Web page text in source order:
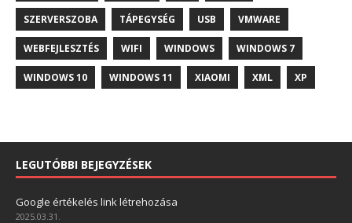
SZERVERSZOBA TÁPEGYSÉG USB VMWARE
WEBFEJLESZTÉS WIFI WINDOWS WINDOWS 7
WINDOWS 10 WINDOWS 11 XIAOMI XML XP
LEGUTÓBBI BEJEGYZÉSEK
Google értékelés link létrehozása
2025.03.31.